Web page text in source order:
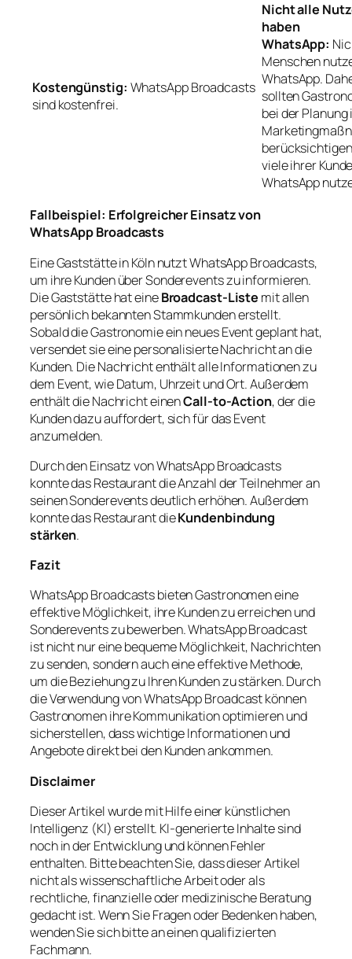
Kostengünstig: WhatsApp Broadcasts
sind kostenfrei.
Nicht alle
haben
WhatsApp:
Menschen
WhatsApp.
sollten
bei der Planung
viele ihrer
WhatsApp
Fallbeispiel: Erfolgreicher Einsatz von
WhatsApp Broadcasts
Eine Gaststätte in Köln nutzt WhatsApp Broadcasts,
um ihre Kunden über Sonderevents zu informieren.
Die Gaststätte hat eineBroadcast-Liste mit allen
persönlich bekannten Stammkunden erstellt.
Sobald die Gastronomie ein neues Event geplant hat,
versendet sie eine personalisierte Nachricht an die
Kunden. Die Nachricht enthält alle Informationen zu
dem Event, wie Datum, Uhrzeit und Ort. Außerdem
enthält die Nachricht einenCall-to-Action, der die
Kunden dazu auffordert, sich für das Event
anzumelden.
Durch den Einsatz von WhatsApp Broadcasts
konnte das Restaurant die Anzahl der Teilnehmer an
seinen Sonderevents deutlich erhöhen. Außerdem
konnte das Restaurant dieKundenbindung
stärken.
Fazit
WhatsApp Broadcasts bieten Gastronomen eine
effektive Möglichkeit, ihre Kunden zu erreichen und
Sonderevents zu bewerben. WhatsApp Broadcast
ist nicht nur eine bequeme Möglichkeit, Nachrichten
zu senden, sondern auch eine effektive Methode,
um die Beziehung zu Ihren Kunden zu stärken. Durch
die Verwendung von WhatsApp Broadcast können
Gastronomen ihre Kommunikation optimieren und
sicherstellen, dass wichtige Informationen und
Angebote direkt bei den Kunden ankommen.
Disclaimer
Dieser Artikel wurde mit Hilfe einer künstlichen
Intelligenz (KI) erstellt. KI-generierte Inhalte sind
noch in der Entwicklung und können Fehler
enthalten. Bitte beachten Sie, dass dieser Artikel
nicht als wissenschaftliche Arbeit oder als
rechtliche, finanzielle oder medizinische Beratung
gedacht ist. Wenn Sie Fragen oder Bedenken haben,
wenden Sie sich bitte an einen qualifizierten
Fachmann.